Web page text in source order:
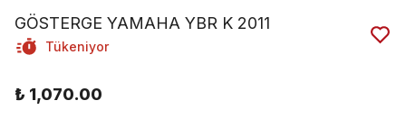
GÖSTERGE YAMAHA YBR K 2011
Tükeniyor
₺ 1,070.00